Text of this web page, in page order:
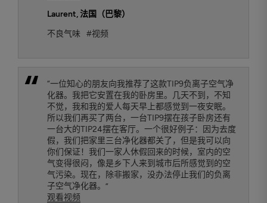
Laurent, 法国（巴黎）
不良气味
#视频
“一位知心的朋友向我推荐了这款TIP9负离子空气净
化器。我把它安置在我的卧房里。几天不到，不知
不觉，我和我的爱人每天早上都感觉到一夜安眠。
所以我们再买了两台，一台TIP9摆在孩子卧房还有
一台大的TIP24摆在客厅。一个很好例子：因为去度
假，我们把家里三台净化器都关了，但是我可以向
你们保证！我们一家人休假回来的时候，室内的空
气变得很闷，像是乡下人来到城市后所感觉到的空
气污染。现在，除非搬家，没办法停止我们的负离
子空气净化器。”
观看视频